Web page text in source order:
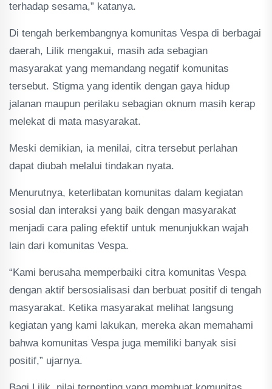
terhadap sesama,” katanya.
Di tengah berkembangnya komunitas Vespa di berbagai
daerah, Lilik mengakui, masih ada sebagian
masyarakat yang memandang negatif komunitas
tersebut. Stigma yang identik dengan gaya hidup
jalanan maupun perilaku sebagian oknum masih kerap
melekat di mata masyarakat.
Meski demikian, ia menilai, citra tersebut perlahan
dapat diubah melalui tindakan nyata.
Menurutnya, keterlibatan komunitas dalam kegiatan
sosial dan interaksi yang baik dengan masyarakat
menjadi cara paling efektif untuk menunjukkan wajah
lain dari komunitas Vespa.
“Kami berusaha memperbaiki citra komunitas Vespa
dengan aktif bersosialisasi dan berbuat positif di tengah
masyarakat. Ketika masyarakat melihat langsung
kegiatan yang kami lakukan, mereka akan memahami
bahwa komunitas Vespa juga memiliki banyak sisi
positif,” ujarnya.